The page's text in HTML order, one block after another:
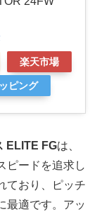
楽天市場
ピング
ELITE FGは、
ピードを追求し
ており、ピッチ
最適です。アッ